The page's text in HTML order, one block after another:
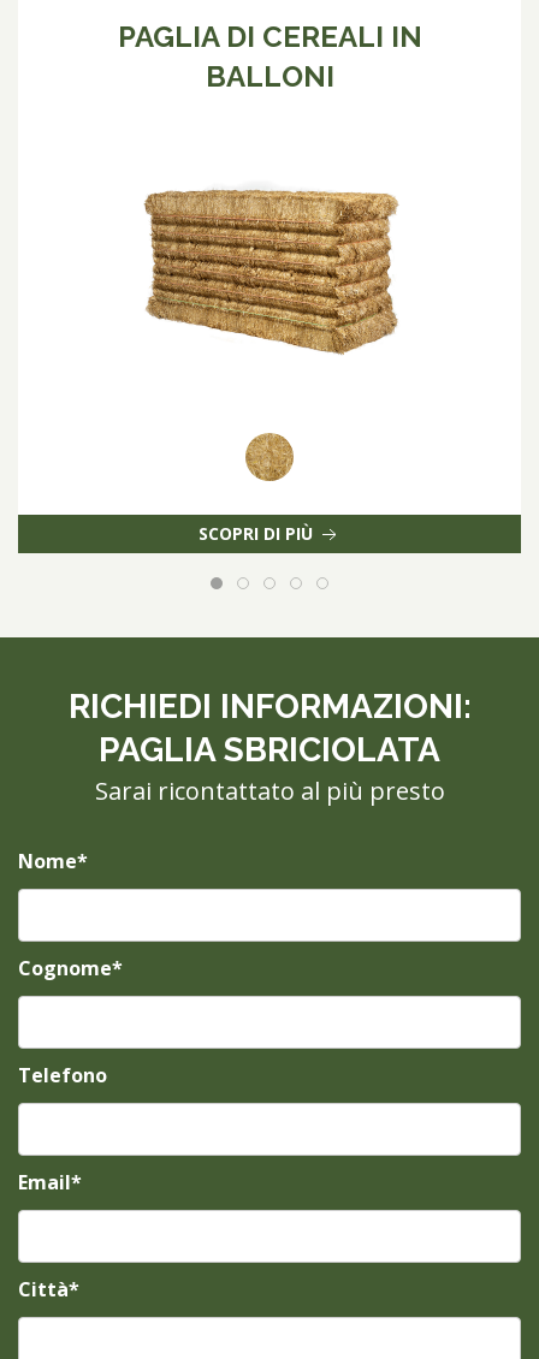
PAGLIA DI CEREALI IN
BALLONI
SCOPRI DI PIÙ
RICHIEDI INFORMAZIONI:
PAGLIA SBRICIOLATA
Sarai ricontattato al più presto
Nome*
Cognome*
Telefono
Email*
Città*